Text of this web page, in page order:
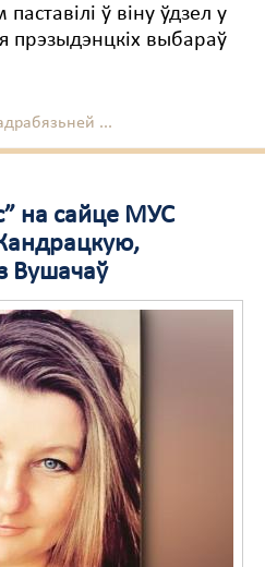
ў віну ўдзел у
прэзыдэнцкіх выбараў
...
на сайце МУС
Вушачаў